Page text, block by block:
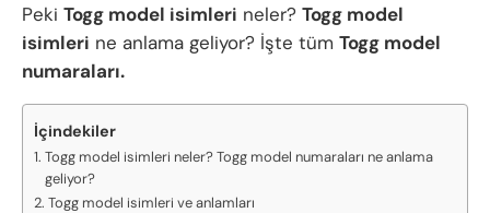
Peki Togg model isimleri neler? Togg model
isimleri ne anlama geliyor? İşte tüm Togg model
numaraları.
İçindekiler
Togg model isimleri neler? Togg model numaraları ne anlama
geliyor?
Togg model isimleri ve anlamları